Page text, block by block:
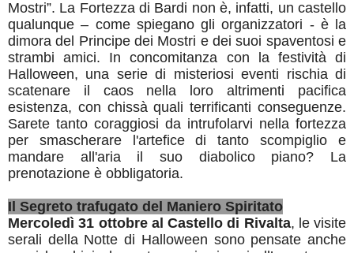
Mostri”. La Fortezza di Bardi non è, infatti, un castello
qualunque – come spiegano gli organizzatori - è la
dimora del Principe dei Mostri e dei suoi spaventosi e
strambi amici. In concomitanza con la festività di
Halloween, una serie di misteriosi eventi rischia di
scatenare il caos nella loro altrimenti pacifica
esistenza, con chissà quali terrificanti conseguenze.
Sarete tanto coraggiosi da intrufolarvi nella fortezza
per smascherare l'artefice di tanto scompiglio e
mandare all'aria il suo diabolico piano? La
prenotazione è obbligatoria.
Il Segreto trafugato del Maniero Spiritato
Mercoledì 31 ottobre al Castello di Rivalta, le visite
serali della Notte di Halloween sono pensate anche